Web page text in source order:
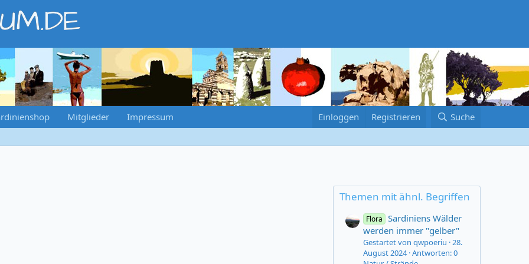
Mitglieder Impressum Einloggen Registrieren Suche
Themen mit ähnl. Begriffen
Flora
Sardiniens Wälder
werden immer "gelber"
Gestartet von qwpoeriu 28.
August 2024 Antworten: 0